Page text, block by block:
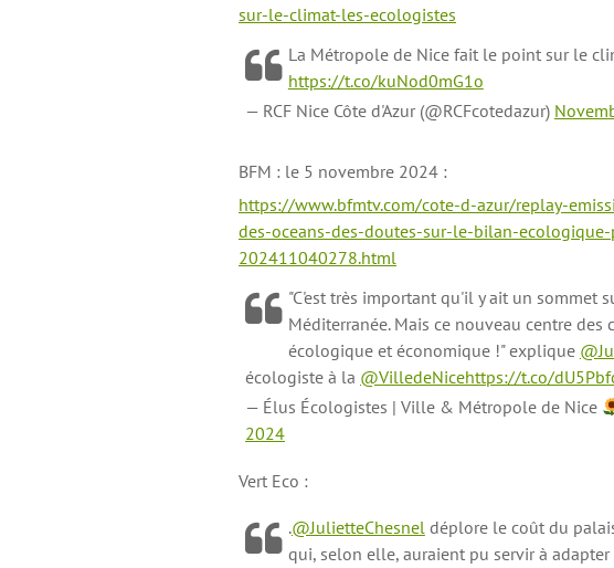
sur-le-climat-les-ecologistes
La Métropole de Nice fait le point sur le
https://t.co/kuNod0mG1o
— RCF Nice Côte d'Azur (@RCFcotedazur)
BFM : le 5 novembre 2024 :
https://www.bfmtv.com/cote-d-azur/replay-
des-oceans-des-doutes-sur-le-bilan-
202411040278.html
"C'est très important qu'il y ait un sommet
Méditerranée. Mais ce nouveau centre des
écologique et économique !" explique
écologiste à la @VilledeNicehttps://t.co/
— Élus Écologistes | Ville & Métropole de Nice
2024
Vert Eco :
.@JulietteChesneldéplore le coût du
qui, selon elle, auraient pu servir à